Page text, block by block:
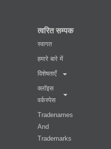
त्वरित सम्पक
स्वागत
हमारे बारे में
विशेषताएँ
क्लॉइस
वर्कस्पेस
Tradenames
And
Trademarks